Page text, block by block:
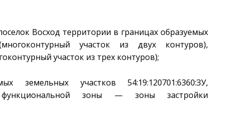
Восход территории в границах образуемых
участок из двух контуров),
участок из трех контуров);
участков 54:19:120701:6360:ЗУ,
функциональной зоны — зоны застройки